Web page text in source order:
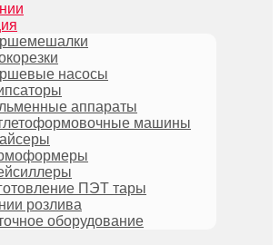
насосы
аппараты
машины
ПЭТ тары
розлива
оборудование